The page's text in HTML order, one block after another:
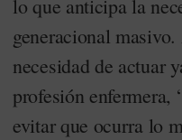
lo que anticipa la
generacional
necesidad de actuar
profesión enfermera,
evitar que ocurra lo